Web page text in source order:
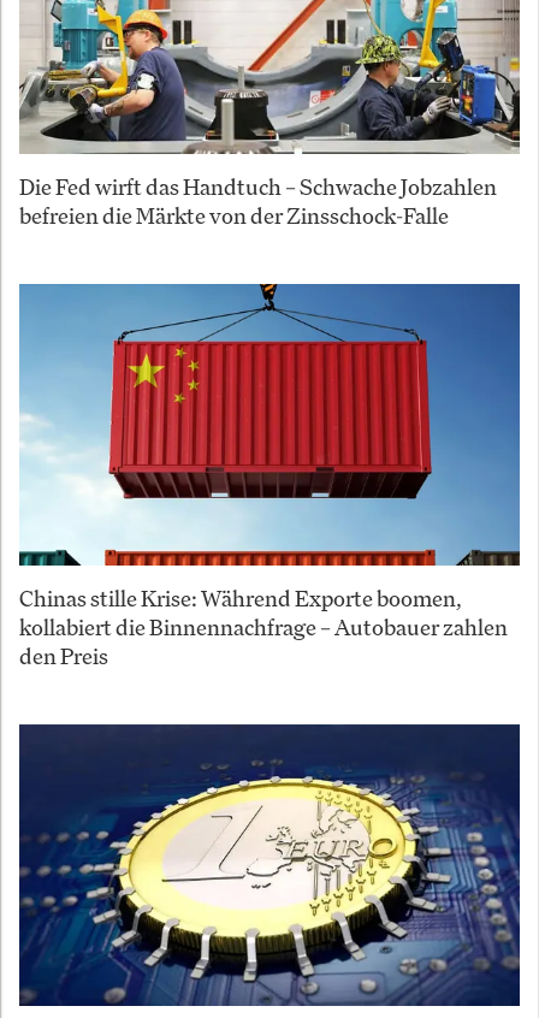
Die Fed wirft das Handtuch – Schwache Jobzahlen
befreien die Märkte von der Zinsschock-Falle
Chinas stille Krise: Während Exporte boomen,
kollabiert die Binnennachfrage – Autobauer zahlen
den Preis